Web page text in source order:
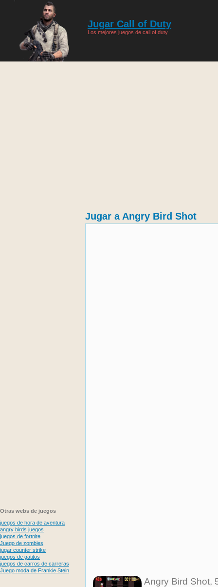
Jugar Call of Duty
Los mejores juegos de call of duty
Otras webs de juegos
juegos de hora de aventura
angry birds juegos
juegos de fortnite
Juego de zombies
jugar counter strike
juegos de gatitos
juegos de carros de carreras
Juego moda de Frankie Stein
Jugar a Angry Bird Shot
Angry Bird Shot,